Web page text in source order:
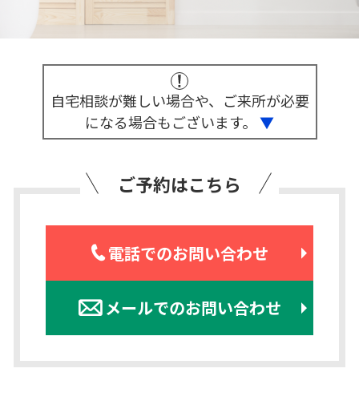
自宅相談が難しい場合や、ご来所が必要
になる場合もございます。 ▼
ご予約はこちら
電話でのお問い合わせ
メールでのお問い合わせ